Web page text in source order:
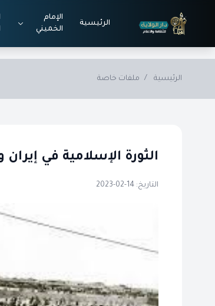
الرئيسية
الإمام
الخميني
الرئيسية / ملفات خاصة
الثورة الإسلامية في إيران
التاريخ: 14-02-2023